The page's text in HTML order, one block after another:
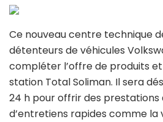
Ce nouveau centre technique
détenteurs de véhicules
compléter l’offre de produits
station Total Soliman. Il sera
24 h pour offrir des prestations
d’entretiens rapides comme la